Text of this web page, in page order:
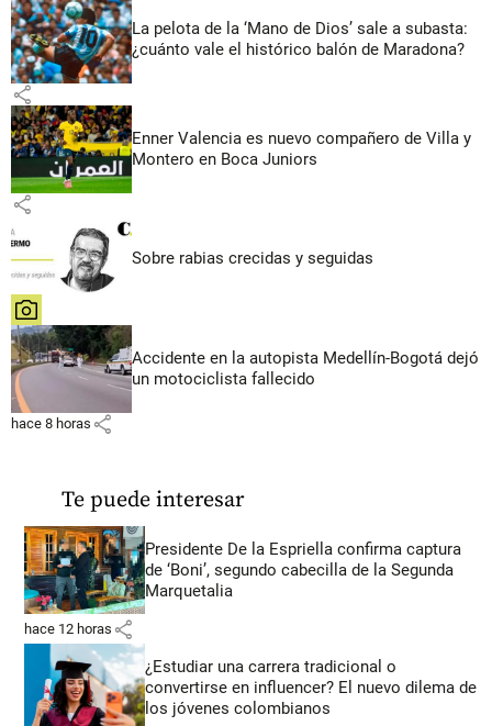
La pelota de la ‘Mano de Dios’ sale a subasta:
¿cuánto vale el histórico balón de Maradona?
share
Enner Valencia es nuevo compañero de Villa y
Montero en Boca Juniors
share
Sobre rabias crecidas y seguidas
share
Accidente en la autopista Medellín-Bogotá dejó
un motociclista fallecido
hace 8 horas share
Te puede interesar
Presidente De la Espriella confirma captura
de ‘Boni’, segundo cabecilla de la Segunda
Marquetalia
hace 12 horas share
¿Estudiar una carrera tradicional o
convertirse en influencer? El nuevo dilema de
los jóvenes colombianos